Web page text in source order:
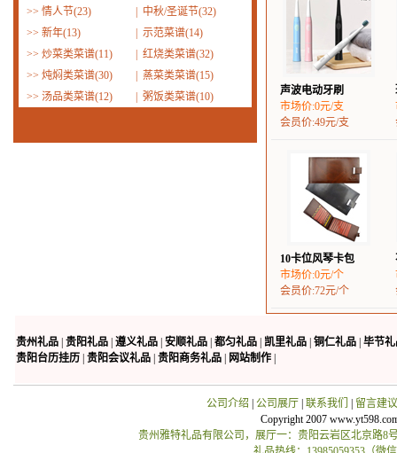
>> 情人节(23)
中秋/圣诞节(32)
>> 新年(13)
示范菜谱(14)
>> 炒菜类菜谱(11)
红烧类菜谱(32)
>> 炖焖类菜谱(30)
蒸菜类菜谱(15)
>> 汤品类菜谱(12) 粥饭类菜谱(10)
声波电动牙刷
市场价:0元/支
会员价:49元/支
10卡位风琴卡包
市场价:0元/个
会员价:72元/个
贵州礼品 贵阳礼品 遵义礼品 安顺礼品 都匀礼品 凯里礼品 铜仁礼品 毕节
贵阳台历挂历 贵阳会议礼品 贵阳商务礼品 网站制作
公司介绍 公司展厅| 联系我们
留言建议
Copyright 2007
贵州雅特礼品有限公司，展厅一：贵阳云岩区北京路8